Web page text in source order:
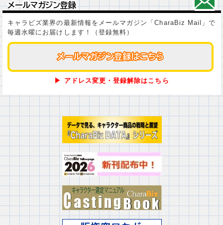
メールマガジン登録
メールマガジン登録
キャラビズ業界の最新情報をメールマガジン「CharaBiz Mail」で
毎週水曜にお届けします！（登録無料）
メールマガジン登録はこちら
メールマガジン登録はこちら
▶ アドレス変更・登録解除はこちら